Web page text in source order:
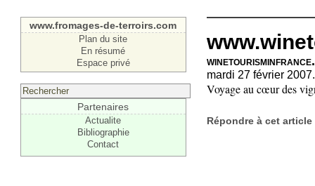
www.fromages-de-terroirs.com
Plan du site
En résumé
Espace privé
Partenaires
Actualite
Bibliographie
Contact
mardi 27 février 2007.
Voyage au cœur des
Répondre à cet article